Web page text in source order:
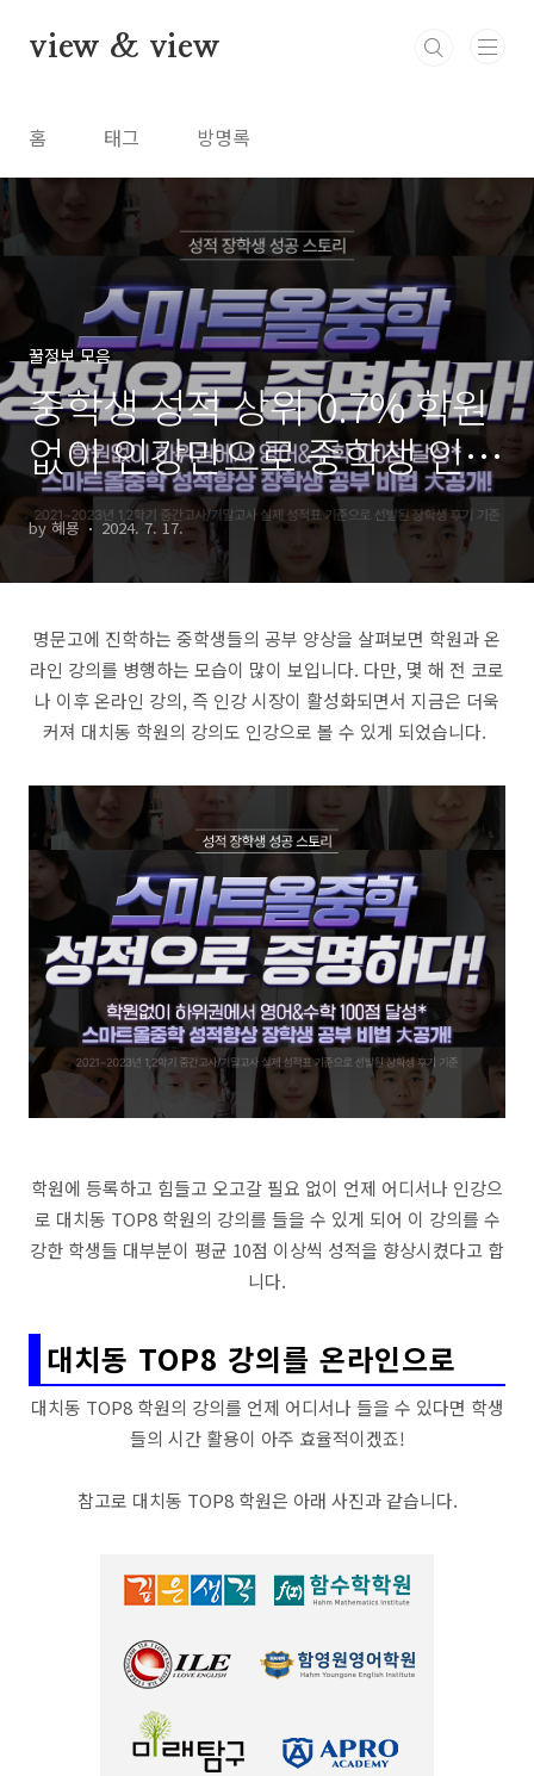
view & view
홈 태그 방명록
꿀정보 모음
중학생 성적 상위 0.7% 학원
없이 인강만으로 중학생 인강
추천 스마트올중학 무료체험
까지 한번에
by 혜묭 2024. 7. 17.
명문고에 진학하는 중학생들의 공부 양상을 살펴보면 학원과 온
라인 강의를 병행하는 모습이 많이 보입니다. 다만, 몇 해 전 코로
나 이후 온라인 강의, 즉 인강 시장이 활성화되면서 지금은 더욱
커져 대치동 학원의 강의도 인강으로 볼 수 있게 되었습니다.
학원에 등록하고 힘들고 오고갈 필요 없이 언제 어디서나 인강으
로 대치동 TOP8 학원의 강의를 들을 수 있게 되어 이 강의를 수
강한 학생들 대부분이 평균 10점 이상씩 성적을 향상시켰다고 합
니다.
대치동 TOP8 강의를 온라인으로
대치동 TOP8 학원의 강의를 언제 어디서나 들을 수 있다면 학생
들의 시간 활용이 아주 효율적이겠죠!
참고로 대치동 TOP8 학원은 아래 사진과 같습니다.